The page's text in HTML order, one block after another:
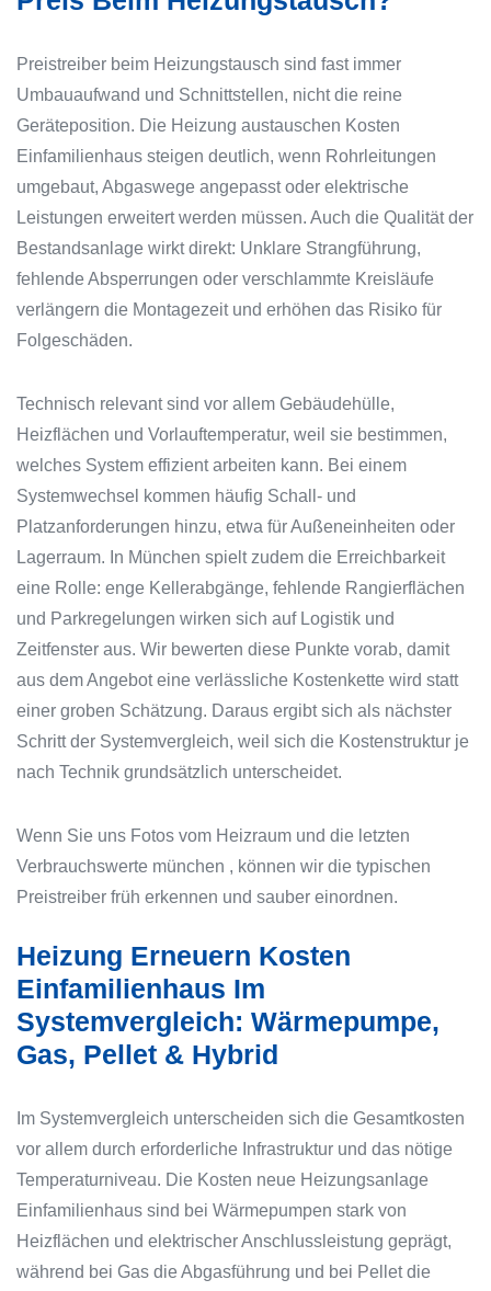
Preistreiber beim Heizungstausch sind fast immer
Umbauaufwand und Schnittstellen, nicht die reine
Geräteposition. Die Heizung austauschen Kosten
Einfamilienhaus steigen deutlich, wenn Rohrleitungen
umgebaut, Abgaswege angepasst oder elektrische
Leistungen erweitert werden müssen. Auch die Qualität der
Bestandsanlage wirkt direkt: Unklare Strangführung,
fehlende Absperrungen oder verschlammte Kreisläufe
verlängern die Montagezeit und erhöhen das Risiko für
Folgeschäden.
Technisch relevant sind vor allem Gebäudehülle,
Heizflächen und Vorlauftemperatur, weil sie bestimmen,
welches System effizient arbeiten kann. Bei einem
Systemwechsel kommen häufig Schall- und
Platzanforderungen hinzu, etwa für Außeneinheiten oder
Lagerraum. In München spielt zudem die Erreichbarkeit
eine Rolle: enge Kellerabgänge, fehlende Rangierflächen
und Parkregelungen wirken sich auf Logistik und
Zeitfenster aus. Wir bewerten diese Punkte vorab, damit
aus dem Angebot eine verlässliche Kostenkette wird statt
einer groben Schätzung. Daraus ergibt sich als nächster
Schritt der Systemvergleich, weil sich die Kostenstruktur je
nach Technik grundsätzlich unterscheidet.
Wenn Sie uns Fotos vom Heizraum und die letzten
Verbrauchswerte münchen , können wir die typischen
Preistreiber früh erkennen und sauber einordnen.
Heizung Erneuern Kosten
Einfamilienhaus Im
Systemvergleich: Wärmepumpe,
Gas, Pellet & Hybrid
Im Systemvergleich unterscheiden sich die Gesamtkosten
vor allem durch erforderliche Infrastruktur und das nötige
Temperaturniveau. Die Kosten neue Heizungsanlage
Einfamilienhaus sind bei Wärmepumpen stark von
Heizflächen und elektrischer Anschlussleistung geprägt,
während bei Gas die Abgasführung und bei Pellet die